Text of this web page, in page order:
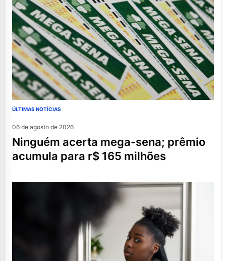
ÚLTIMAS NOTÍCIAS
06 de agosto de 2026
ninguém acerta mega-sena; prêmio
acumula para r$ 165 milhões